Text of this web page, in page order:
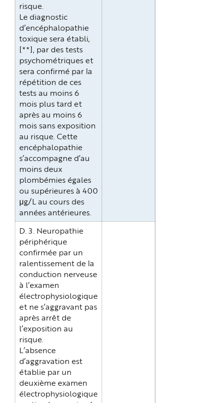
risque.
Le diagnostic
d’encéphalopathie
toxique sera établi,
[**], par des tests
psychométriques et
sera confirmé par la
répétition de ces
tests au moins 6
mois plus tard et
après au moins 6
mois sans exposition
au risque. Cette
encéphalopathie
s’accompagne d’au
moins deux
plombémies égales
ou supérieures à 400
μg/L au cours des
années antérieures.
D. 3. Neuropathie
périphérique
confirmée par un
ralentissement de la
conduction nerveuse
à l’examen
électrophysiologique
et ne s’aggravant pas
après arrêt de
l’exposition au
risque.
L’absence
d’aggravation est
établie par un
deuxième examen
électrophysiologique